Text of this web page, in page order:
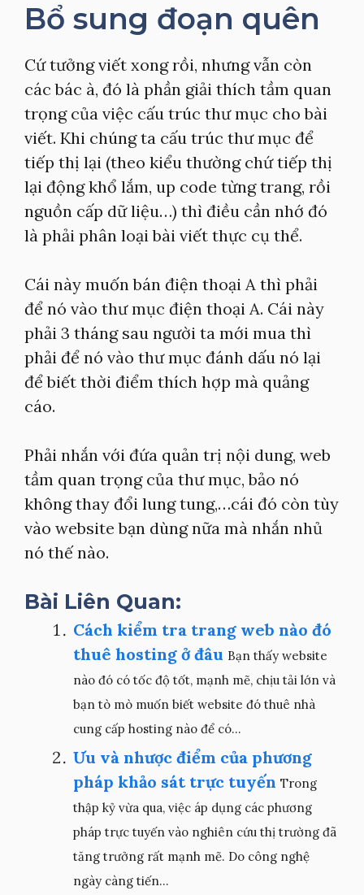
Bổ sung đoạn quên
Cứ tưởng viết xong rồi, nhưng vẫn còn
các bác à, đó là phần giải thích tầm quan
trọng của việc cấu trúc thư mục cho bài
viết. Khi chúng ta cấu trúc thư mục để
tiếp thị lại (theo kiểu thường chứ tiếp thị
lại động khổ lắm, up code từng trang, rồi
nguồn cấp dữ liệu…) thì điều cần nhớ đó
là phải phân loại bài viết thực cụ thể.
Cái này muốn bán điện thoại A thì phải
để nó vào thư mục điện thoại A. Cái này
phải 3 tháng sau người ta mới mua thì
phải để nó vào thư mục đánh dấu nó lại
để biết thời điểm thích hợp mà quảng
cáo.
Phải nhắn với đứa quản trị nội dung, web
tầm quan trọng của thư mục, bảo nó
không thay đổi lung tung,…cái đó còn tùy
vào website bạn dùng nữa mà nhắn nhủ
nó thế nào.
Bài Liên Quan:
Cách kiểm tra trang web nào đó
thuê hosting ở đâu Bạn thấy website
nào đó có tốc độ tốt, mạnh mẽ, chịu tải lớn và
bạn tò mò muốn biết website đó thuê nhà
cung cấp hosting nào để có...
Ưu và nhược điểm của phương
pháp khảo sát trực tuyến Trong
thập kỷ vừa qua, việc áp dụng các phương
pháp trực tuyến vào nghiên cứu thị trường đã
tăng trưởng rất mạnh mẽ. Do công nghệ
ngày càng tiến...